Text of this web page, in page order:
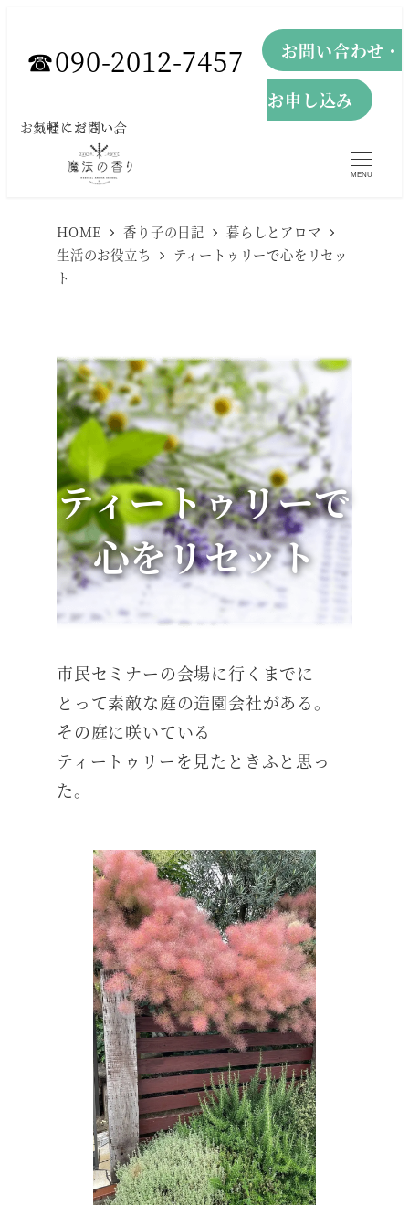
ン
☎︎090-2012-7457 お問い合わせ・
お申し込み
お気軽にお問い合わせください。
MENU
HOME 香り子の日記
暮らしとアロマ
生活のお役立ち
ティートゥリーで心をリセッ
ト
ティートゥリーで
心をリセット
市民セミナーの会場に行くまでに
とって素敵な庭の造園会社がある。
その庭に咲いている
ティートゥリーを見たときふと思っ
た。